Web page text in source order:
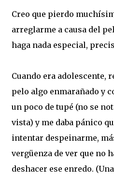
Creo que pierdo
arreglarme a causa del
haga nada especial,
Cuando era adolescente,
pelo algo enmarañado y
un poco de tupé (no se
vista) y me daba pánico
intentar despeinarme,
vergüenza de ver que no
deshacer ese enredo.